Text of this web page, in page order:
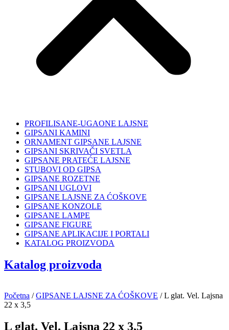
PROFILISANE-UGAONE LAJSNE
GIPSANI KAMINI
ORNAMENT GIPSANE LAJSNE
GIPSANI SKRIVAČI SVETLA
GIPSANE PRATEĆE LAJSNE
STUBOVI OD GIPSA
GIPSANE ROZETNE
GIPSANI UGLOVI
GIPSANE LAJSNE ZA ĆOŠKOVE
GIPSANE KONZOLE
GIPSANE LAMPE
GIPSANE FIGURE
GIPSANE APLIKACIJE I PORTALI
KATALOG PROIZVODA
Katalog proizvoda
Početna /GIPSANE LAJSNE ZA ĆOŠKOVE / L glat. Vel. Lajsna
22 x 3,5
L glat. Vel. Lajsna 22 x 3,5